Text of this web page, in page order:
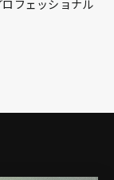
フェッショナル